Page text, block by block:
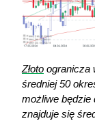
Złoto ogranicza
średniej 50
możliwe będzie
znajduje się